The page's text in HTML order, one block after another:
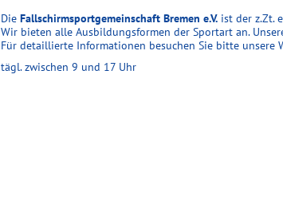
Die Fallschirmsportgemeinschaft Bremen e.V. ist der z.Zt.
Wir bieten alle Ausbildungsformen der Sportart an.
Für detaillierte Informationen besuchen Sie bitte unsere
tägl. zwischen 9 und 17 Uhr